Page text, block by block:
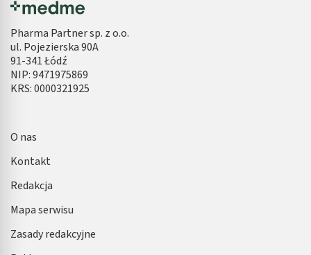
Pharma Partner sp. z o.o.
ul. Pojezierska 90A
91-341 Łódź
NIP: 9471975869
KRS: 0000321925
O nas
Kontakt
Redakcja
Mapa serwisu
Zasady redakcyjne